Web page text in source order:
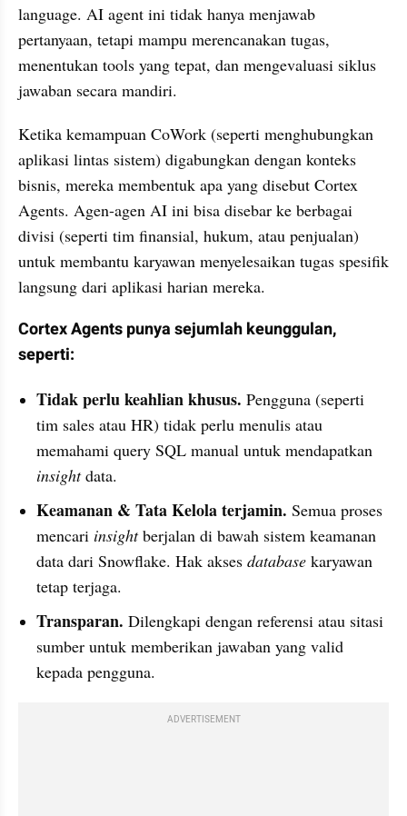
language. AI agent ini tidak hanya menjawab
pertanyaan, tetapi mampu merencanakan tugas,
menentukan tools yang tepat, dan mengevaluasi siklus
jawaban secara mandiri.
Ketika kemampuan CoWork (seperti menghubungkan
aplikasi lintas sistem) digabungkan dengan konteks
bisnis, mereka membentuk apa yang disebut Cortex
Agents. Agen-agen AI ini bisa disebar ke berbagai
divisi (seperti tim finansial, hukum, atau penjualan)
untuk membantu karyawan menyelesaikan tugas spesifik
langsung dari aplikasi harian mereka.
Cortex Agents punya sejumlah keunggulan,
seperti:
Tidak perlu keahlian khusus. Pengguna (seperti
tim sales atau HR) tidak perlu menulis atau
insight data.
Keamanan & Tata Kelola terjamin. Semua proses
mencari insight berjalan di bawah sistem keamanan
data dari Snowflake. Hak akses database karyawan
tetap terjaga.
Transparan. Dilengkapi dengan referensi atau sitasi
sumber untuk memberikan jawaban yang valid
kepada pengguna.
ADVERTISEMENT